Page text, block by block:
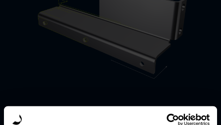
Welche Laserteile können